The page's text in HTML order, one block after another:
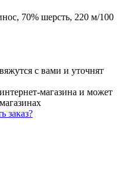
70% шерсть, 220 м/100
с вами и уточнят
магазина и может
заказ?